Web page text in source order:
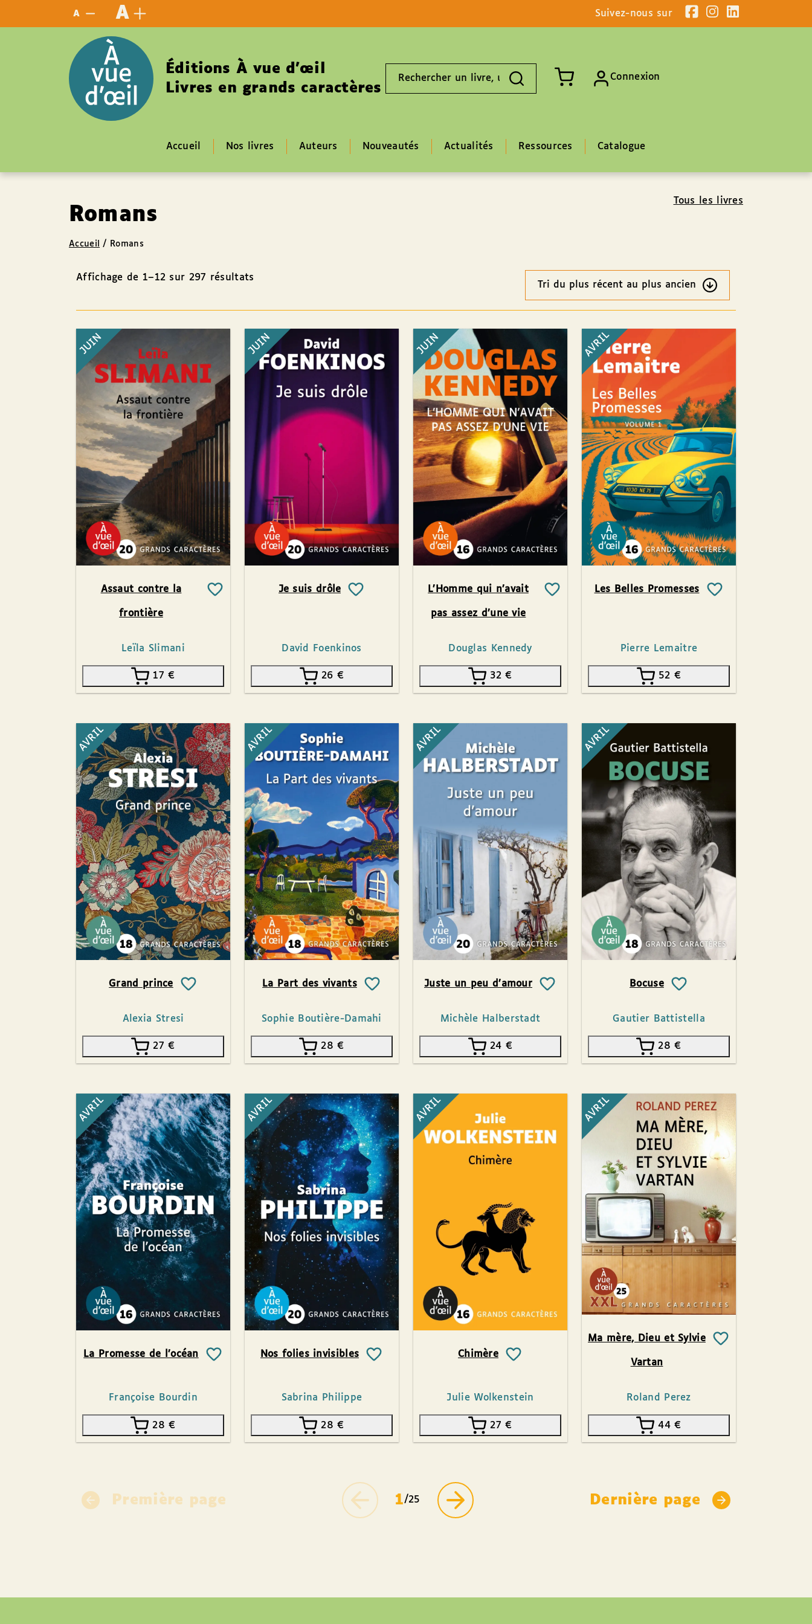
A A Suivez-nous sur
Éditions À vue d’œil
Livres en grands caractères livre,
Connexion
Accueil Nos livres Auteurs Nouveautés Actualités Ressources Catalogue
Romans
Tous les livres
Accueil / Romans
Affichage de 1–12 sur 297 résultats
Ordre
JUIN
Assaut contre la
frontière
Leïla Slimani
17€
JUIN
Je suis drôle
David Foenkinos
26 €
JUIN
L’Homme qui n’avait
pas assez d’une vie
Douglas Kennedy
32€
AVRIL
Les Belles Promesses
Pierre Lemaitre
52 €
AVRIL
Grand prince
Alexia Stresi
27€
AVRIL
La Part des vivants
Sophie Boutière-Damahi
28€
AVRIL
Juste un peu d’amour
Michèle Halberstadt
24 €
AVRIL
Bocuse
Gautier Battistella
28€
AVRIL
La Promesse de l’océan
Françoise Bourdin
28€
AVRIL
Nos folies invisibles
Sabrina Philippe
28€
AVRIL
Chimère
Julie Wolkenstein
27€
AVRIL
Ma mère, Dieu et Sylvie
Vartan
Roland Perez
44€
Première page 1/25 Dernière page
Panneau de gestion des cookies